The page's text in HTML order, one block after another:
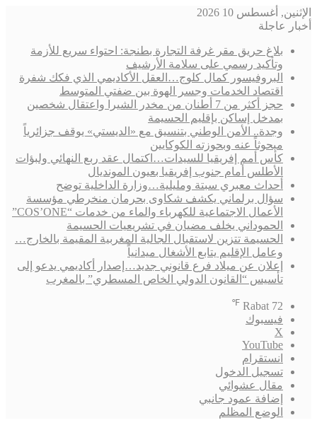
الإثنين, أغسطس 10 2026
أخبار عاجلة
بلاغ حريق مقر غرفة التجارة بطنجة: احتواء سريع للأزمة
وتأكيد رسمي على سلامة الأرشيف
البروفيسور كمال كلوج…العقل الأكاديمي الذي فكك شفرة
اقتصاد الخدمات وجسر الهوة بين ضفتي المتوسط
حجز أكثر من 7 أطنان من مخدر الشيرا واعتقال شخصين
بمدخل إساكن بإقليم الحسيمة
وجدة.. الأمن الوطني بتنسيق مع «الديستي» يوقف جزائرياً
مبحوثاً عنه وبحوزته الكوكايين
كأس أمم إفريقيا للسيدات…اكتمال عقد ربع النهائي ولبؤات
الأطلس أمام جنوب إفريقيا بعيون المونديال
أحداث معبري سبتة ومليلية…وزارة الداخلية توضح
سؤال برلماني يكشف شكاوى بحرمان منخرطي مؤسسة
الأعمال الاجتماعية للكهرباء والماء من خدمات “COS’ONE”
الحموداني يخلف مضيان في تشريعيات الحسيمة
الحسيمة تتزين لاستقبال الجالية المغربية المقيمة بالخارج…
وعامل الإقليم يتابع الأشغال ميدانياً
إعلان عن ميلاد فرع قانوني جديد…إصدار أكاديمي يدعو إلى
تأسيس “القانون الدولي الخاص المسطري” بالمغرب
Rabat 72
℉
فيسبوك
‫X
‫YouTube
انستقرام
تسجيل الدخول
مقال عشوائي
إضافة عمود جانبي
الوضع المظلم